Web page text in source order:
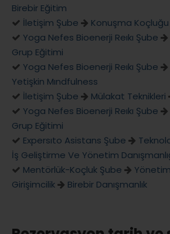
Birebir Eğitim
İletişim Şube
Konuşma Koçluğu
Yoga Nefes Bioenerji Reıkı Şube
Grup Eğitimi
Yoga Nefes Bioenerji Reıkı Şube
Yetişkin Mındfulness
İletişim Şube
Mülakat Teknikleri
Yoga Nefes Bioenerji Reıkı Şube
Grup Eğitimi
Expersıto Asistans Şube
İş Geliştirme Ve Yönetim
Mentörlük-Koçluk Şube
Yönetim
Girişimcilik
Birebir Danışmanlık